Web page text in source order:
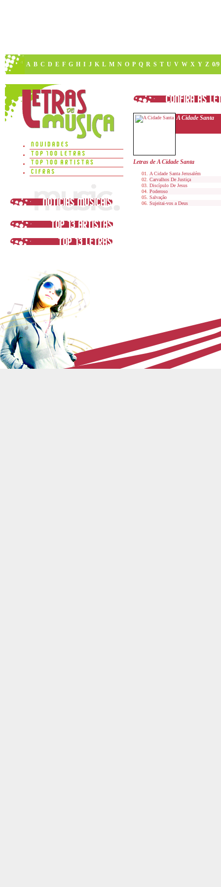
A B C D E F G H I J K L M N O P Q R S T U V W X Y Z 0/9
A Cidade Santa
Letras de A Cidade Santa
A Cidade Santa Jerusalém
Carvalhos De Justiça
Discípulo De Jesus
Poderoso
Salvação
Sujeitai-vos a Deus